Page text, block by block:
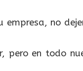
empresa, no
en todo